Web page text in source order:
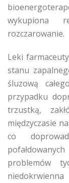
wykupiona
rozczarowanie.
Leki
stanu
śluzową
przypadku
trzustką,
międzyczasie
co
problemów